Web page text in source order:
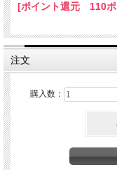
「社会思想史」の古典とさ
いるのかという問いである
〈特集〉女性による社会思
〈論文〉女性作家と近
〈論文〉なぜスタールの
版）は執筆から二百年
〈コメント〉社会思想
〈コメント〉歴史記述に
[ポイント還元 110ポ
注文
購入数：